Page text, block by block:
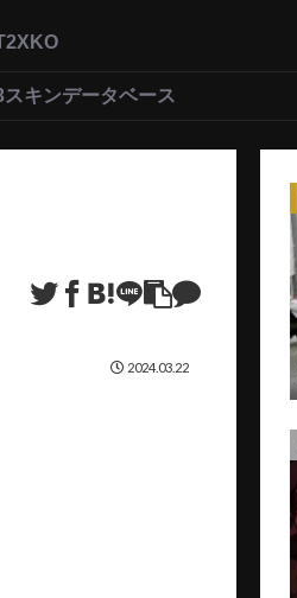
2XKO
スキンデータベース
2024.03.22